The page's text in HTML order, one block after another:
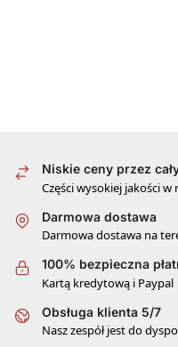
Niskie ceny przez
Części wysokiej jakości w
Darmowa dostawa
Darmowa dostawa na
100% bezpieczna
Kartą kredytową i Paypal
Obsługa klienta 5/7
Nasz zespół jest do